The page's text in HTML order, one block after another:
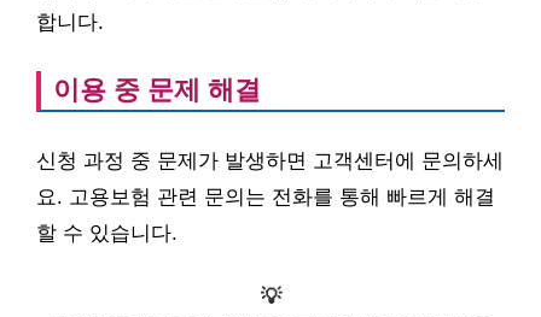
합니다.
이용 중 문제 해결
신청 과정 중 문제가 발생하면 고객센터에 문의하세
요. 고용보험 관련 문의는 전화를 통해 빠르게 해결
할 수 있습니다.
💡